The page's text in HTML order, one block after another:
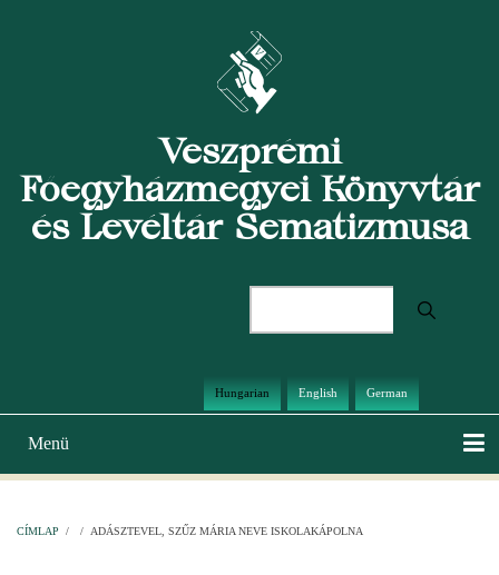
Veszprémi
Főegyházmegyei Könyvtár
és Levéltár Sematizmusa
Hungarian English German
Main
navigation
Menü
CÍMLAP / / ADÁSZTEVEL, SZŰZ MÁRIA NEVE ISKOLAKÁPOLNA